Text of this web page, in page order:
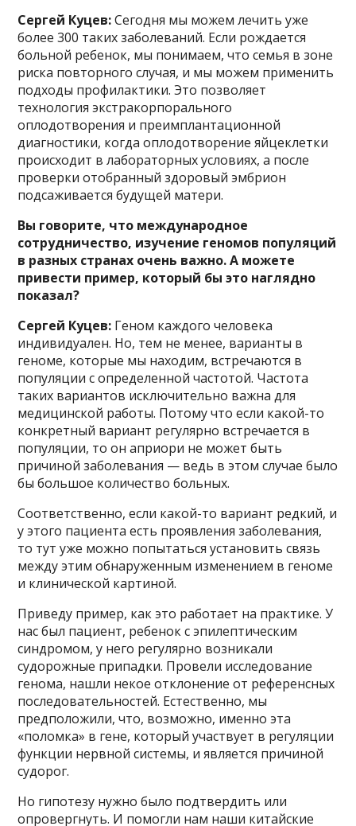
Сергей Куцев:Сегодня мы можем лечить уже
более 300 таких заболеваний. Если рождается
больной ребенок, мы понимаем, что семья в зоне
риска повторного случая, и мы можем применить
подходы профилактики. Это позволяет
технология экстракорпорального
оплодотворения и преимплантационной
диагностики, когда оплодотворение яйцеклетки
происходит в лабораторных условиях, а после
проверки отобранный здоровый эмбрион
подсаживается будущей матери.
Вы говорите, что международное
сотрудничество, изучение геномов популяций
в разных странах очень важно. А можете
привести пример, который бы это наглядно
показал?
Сергей Куцев: Геном каждого человека
индивидуален. Но, тем не менее, варианты в
геноме, которые мы находим, встречаются в
популяции с определенной частотой. Частота
таких вариантов исключительно важна для
медицинской работы. Потому что если какой-то
конкретный вариант регулярно встречается в
популяции, то он априори не может быть
причиной заболевания — ведь в этом случае было
бы большое количество больных.
Соответственно, если какой-то вариант редкий, и
у этого пациента есть проявления заболевания,
то тут уже можно попытаться установить связь
между этим обнаруженным изменением в геноме
и клинической картиной.
Приведу пример, как это работает на практике. У
нас был пациент, ребенок с эпилептическим
синдромом, у него регулярно возникали
судорожные припадки. Провели исследование
генома, нашли некое отклонение от референсных
последовательностей. Естественно, мы
предположили, что, возможно, именно эта
«поломка» в гене, который участвует в регуляции
функции нервной системы, и является причиной
судорог.
Но гипотезу нужно было подтвердить или
опровергнуть. И помогли нам наши китайские